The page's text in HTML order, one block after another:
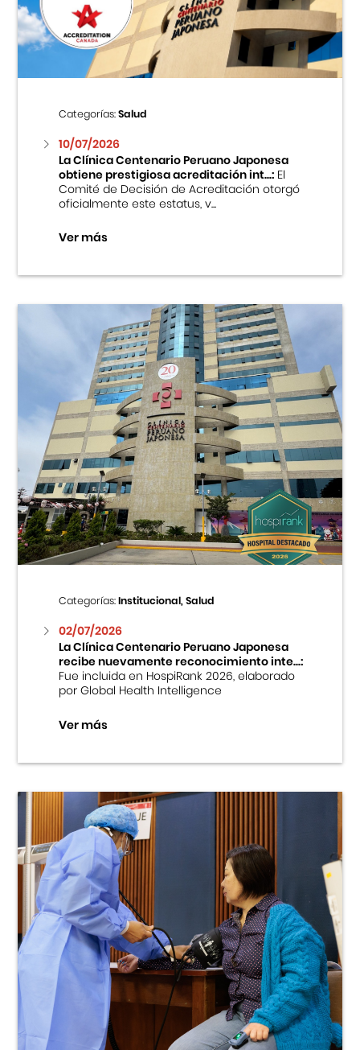
Centro Cultural Peruano Japonés
Cursos
Museo de la Inmigración Japonesa
Fondo Editorial
Teatro Peruano Japonés
Categorías:Salud
10/07/2026
La Clínica Centenario Peruano Japonesa
obtiene prestigiosa acreditación int...:El
Comité de Decisión de Acreditación otorgó
oficialmente este estatus, v...
Ver más
Categorías:Institucional, Salud
02/07/2026
La Clínica Centenario Peruano Japonesa
recibe nuevamente reconocimiento inte...:
Fue incluida en HospiRank 2026, elaborado
por Global Health Intelligence
Ver más